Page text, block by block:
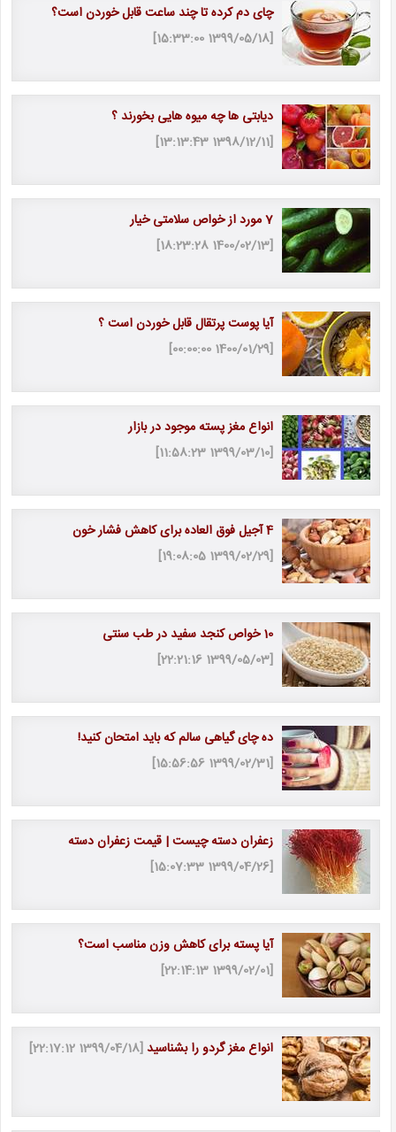
چای دم کرده تا چند ساعت قابل خوردن است؟
[1399/05/18 15:33:00]
دیابتی ها چه میوه هایی بخورند ؟
[1398/12/11 13:13:43]
7 مورد از خواص سلامتی خیار
[1400/02/13 18:23:28]
آیا پوست پرتقال قابل خوردن است ؟
[1400/01/29 00:00:00]
انواع مغز پسته موجود در بازار
[1399/03/10 11:58:23]
4 آجیل فوق العاده برای کاهش فشار خون
[1399/02/29 19:08:05]
10 خواص کنجد سفید در طب سنتی
[1399/05/03 22:21:16]
ده چای گیاهی سالم که باید امتحان کنید!
[1399/02/31 15:56:56]
زعفران دسته چیست | قیمت زعفران دسته
[1399/04/26 15:07:33]
آیا پسته برای کاهش وزن مناسب است؟
[1399/02/01 22:14:13]
انواع مغز گردو را بشناسید[1399/04/18 22:17:12]